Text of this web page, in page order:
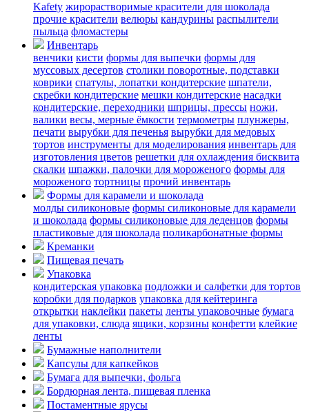
Kafety жирорастворимые красители для шоколада
прочие красители велюры кандурины распылители
пыльца фломастеры
Инвентарь
венчики кисти формы для выпечки формы для
муссовых десертов столики поворотные, подставки
коврики cпатулы, лопатки кондитерские шпатели,
скребки кондитерские мешки кондитерские насадки
кондитерские, переходники шприцы, прессы ножи,
валики весы, мерные ёмкости термометры плунжеры,
печати вырубки для печенья вырубки для медовых
тортов инструменты для моделирования инвентарь для
изготовления цветов решетки для охлаждения бисквита
скалки шпажки, палочки для мороженого формы для
мороженого тортницы прочий инвентарь
Формы для карамели и шоколада
молды силиконовые формы силиконовые для карамели
и шоколада формы силиконовые для леденцов формы
пластиковые для шоколада поликарбонатные формы
Креманки
Пищевая печать
Упаковка
кондитерская упаковка подложки и салфетки для тортов
коробки для подарков упаковка для кейтеринга
открытки наклейки пакеты ленты упаковочные бумага
для упаковки, слюда ящики, корзины конфетти клейкие
ленты
Бумажные наполнители
Капсулы для капкейков
Бумага для выпечки, фольга
Бордюрная лента, пищевая пленка
Постаментные ярусы